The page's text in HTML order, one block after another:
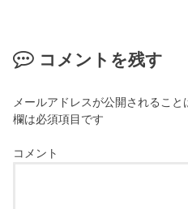
コメントを残す
メールアドレスが公開されること
欄は必須項目です
コメント